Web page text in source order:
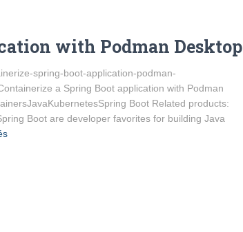
with Podman Desktop
spring-boot-application-podman-
a Spring Boot application with Podman
Boot Related products:
Boot are developer favorites for building Java